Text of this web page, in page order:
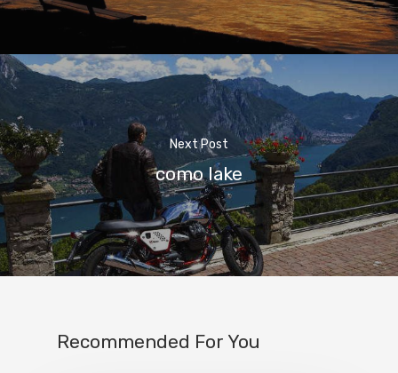
Next Post
como lake
Recommended For YouProperties